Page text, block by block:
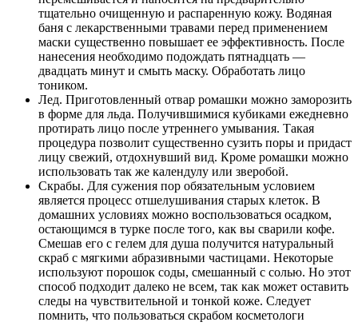
тщательно очищенную и распаренную кожу. Водяная
баня с лекарственными травами перед применением
маски существенно повышает ее эффективность. После
нанесения необходимо подождать пятнадцать —
двадцать минут и смыть маску. Обработать лицо
тоником.
Лед. Приготовленный отвар ромашки можно заморозить
в форме для льда. Получившимися кубиками ежедневно
протирать лицо после утреннего умывания. Такая
процедура позволит существенно сузить поры и придаст
лицу свежий, отдохнувший вид. Кроме ромашки можно
использовать так же календулу или зверобой.
Скрабы. Для сужения пор обязательным условием
является процесс отшелушивания старых клеток. В
домашних условиях можно воспользоваться осадком,
остающимся в турке после того, как вы сварили кофе.
Смешав его с гелем для душа получится натуральный
скраб с мягкими абразивными частицами. Некоторые
используют порошок соды, смешанный с солью. Но этот
способ подходит далеко не всем, так как может оставить
следы на чувствительной и тонкой коже. Следует
помнить, что пользоваться скрабом косметологи